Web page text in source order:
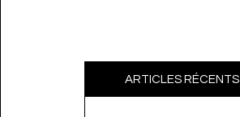
ARTICLES RÉCENTS